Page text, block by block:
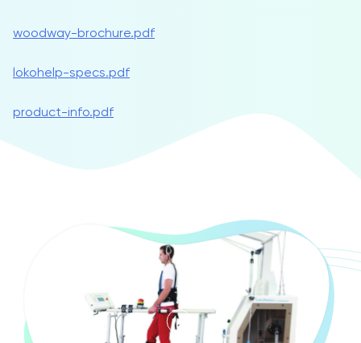
woodway-brochure.pdf
lokohelp-specs.pdf
product-info.pdf